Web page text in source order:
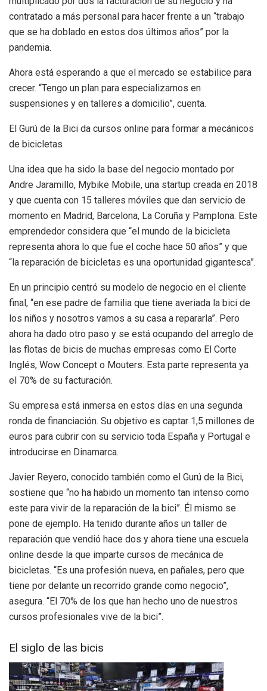
contratado a más personal para hacer frente a un “trabajo
que se ha doblado en estos dos últimos años” por la
pandemia.
Ahora está esperando a que el mercado se estabilice para
crecer. “Tengo un plan para especializarnos en
suspensiones y en talleres a domicilio”, cuenta.
El Gurú de la Bici da cursos online para formar a mecánicos
de bicicletas
Una idea que ha sido la base del negocio montado por
Andre Jaramillo, Mybike Mobile, una startup creada en 2018
y que cuenta con 15 talleres móviles que dan servicio de
momento en Madrid, Barcelona, La Coruña y Pamplona. Este
emprendedor considera que “el mundo de la bicicleta
representa ahora lo que fue el coche hace 50 años” y que
“la reparación de bicicletas es una oportunidad gigantesca”.
En un principio centró su modelo de negocio en el cliente
final, “en ese padre de familia que tiene averiada la bici de
los niños y nosotros vamos a su casa a repararla”. Pero
ahora ha dado otro paso y se está ocupando del arreglo de
las flotas de bicis de muchas empresas como El Corte
Inglés, Wow Concept o Mouters. Esta parte representa ya
el 70% de su facturación.
Su empresa está inmersa en estos días en una segunda
ronda de financiación. Su objetivo es captar 1,5 millones de
euros para cubrir con su servicio toda España y Portugal e
introducirse en Dinamarca.
Javier Reyero, conocido también como el Gurú de la Bici,
sostiene que “no ha habido un momento tan intenso como
este para vivir de la reparación de la bici”. Él mismo se
pone de ejemplo. Ha tenido durante años un taller de
reparación que vendió hace dos y ahora tiene una escuela
online desde la que imparte cursos de mecánica de
bicicletas. “Es una profesión nueva, en pañales, pero que
tiene por delante un recorrido grande como negocio”,
asegura. “El 70% de los que han hecho uno de nuestros
cursos profesionales vive de la bici”.
El siglo de las bicis